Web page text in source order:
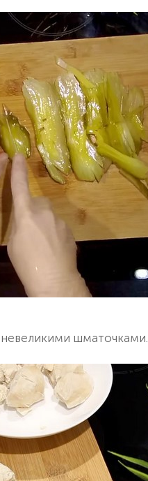
невеликими шматочками.